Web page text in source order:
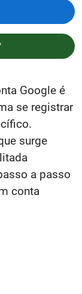
Google é
se registrar
surge
a passo
conta